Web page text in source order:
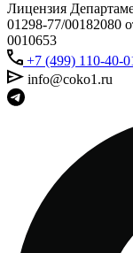
Лицензия
01298-77/00182080
0010653
+7 (499) 110-40-
info@coko1.ru